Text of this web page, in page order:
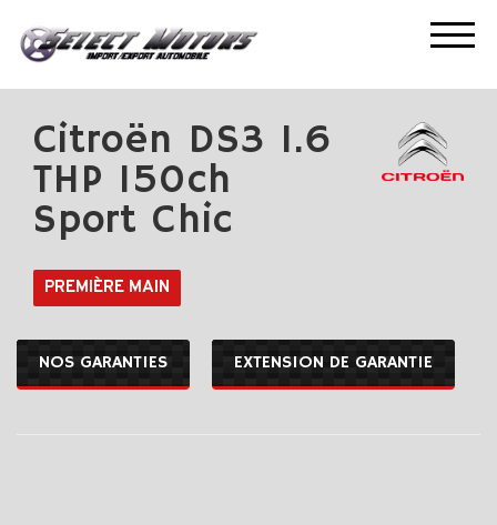
ACCUEIL
NOS OCCASIONS
CITROËN DS3 1.6 THP 150CH SPORT CHIC
Citroën DS3 1.6
THP 150ch
Sport Chic
PREMIÈRE MAIN
NOS GARANTIES EXTENSION DE GARANTIE